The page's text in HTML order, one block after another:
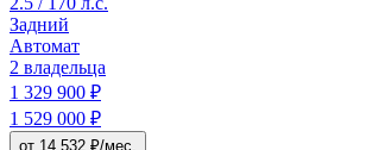
Задний
Автомат
2 владельца
1 329 900 ₽
1 529 000 ₽
от 14 532 ₽/мес.